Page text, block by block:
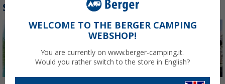
STILE DI VITA
WELCOME TO THE BERGER CAMPING
WEBSHOP!
You are currently on www.berger-camping.it.
Would you rather switch to the store in English?